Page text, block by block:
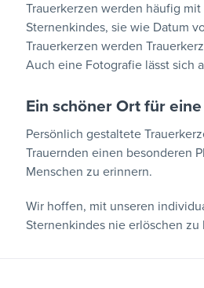
Trauerkerzen werden häufig
Sternenkindes, sie wie Datum
Trauerkerzen werden
Auch eine Fotografie lässt sich
Ein schöner Ort für
Persönlich gestaltete
Trauernden einen besonderen
Menschen zu erinnern.
Wir hoffen, mit unseren
Sternenkindes nie erlöschen zu